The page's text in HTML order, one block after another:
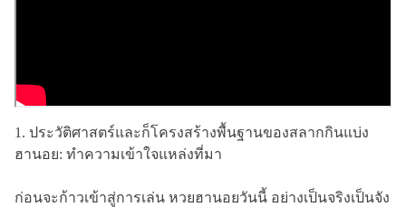
1. ประวัติศาสตร์และก็โครงสร้างพื้นฐานของสลากกินแบ่ง
ฮานอย: ทำความเข้าใจแหล่งที่มา
ก่อนจะก้าวเข้าสู่การเล่น หวยฮานอยวันนี้ อย่างเป็นจริงเป็นจัง